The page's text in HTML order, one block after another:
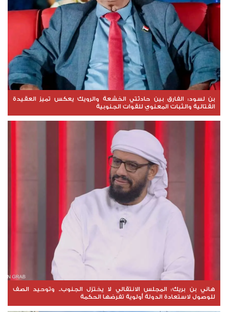
بن لسود: الفارق بين حادثتي الخشعة والرويك يعكس تميز العقيدة
القتالية والثبات المعنوي للقوات الجنوبية
هاني بن بريك: المجلس الانتقالي لا يختزل الجنوب.. وتوحيد الصف
للوصول لاستعادة الدولة أولوية تفرضها الحكمة